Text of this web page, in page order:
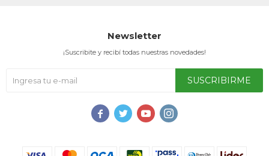
Newsletter
¡Suscribite y recibí todas nuestras novedades!
SUSCRIBIRME
   